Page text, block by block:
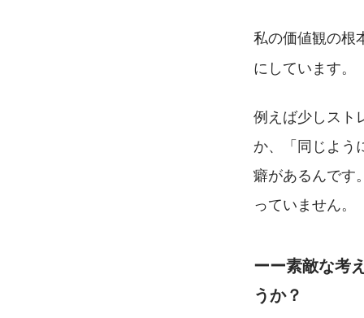
私の価値観の根
にしています。
例えば少しスト
か、「同じよう
癖があるんです
っていません。
ーー素敵な考
うか？